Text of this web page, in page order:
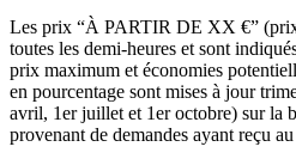
Les prix “À PARTIR DE XX €”
toutes les demi-heures et sont
prix maximum et économies
en pourcentage sont mises à jour
avril, 1er juillet et 1er octobre) sur la
provenant de demandes ayant reçu